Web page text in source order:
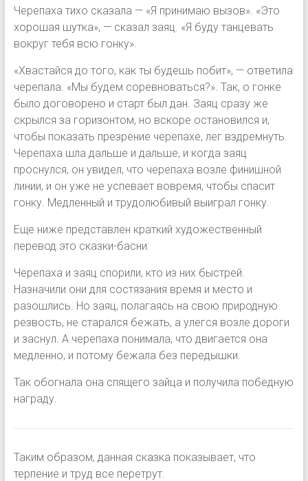
Черепаха тихо сказала — «Я принимаю вызов». «Это
хорошая шутка», — сказал заяц. «Я буду танцевать
вокруг тебя всю гонку».
«Хвастайся до того, как ты будешь побит», — ответила
черепала. «Мы будем соревноваться?». Так, о гонке
было договорено и старт был дан. Заяц сразу же
скрылся за горизонтом, но вскоре остановился и,
чтобы показать презрение черепахе, лег вздремнуть.
Черепаха шла дальше и дальше, и когда заяц
проснулся, он увидел, что черепаха возле финишной
линии, и он уже не успевает вовремя, чтобы спасит
гонку. Медленный и трудолюбивый выиграл гонку.
Еще ниже представлен краткий художественный
перевод это сказки-басни:
Черепаха и заяц спорили, кто из них быстрей.
Назначили они для состязания время и место и
разошлись. Но заяц, полагаясь на свою природную
резвость, не старался бежать, а улегся возле дороги
и заснул. А черепаха понимала, что двигается она
медленно, и потому бежала без передышки.
Так обогнала она спящего зайца и получила победную
награду.
Таким образом, данная сказка показывает, что
терпение и труд все перетрут.